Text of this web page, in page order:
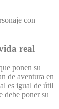
con
real
ponen su
de aventura en
es igual de útil
debe poner su